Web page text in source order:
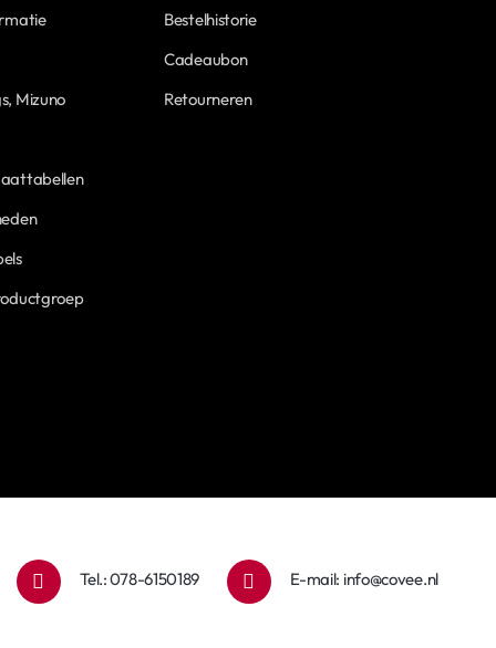
Mizuno
Bestelhistorie
Cadeaubon
Retourneren
Tel.: 078-6150189 E-mail: info@covee.nl